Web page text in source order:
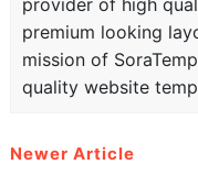
provider of high
premium looking
mission of
quality website
Newer Article